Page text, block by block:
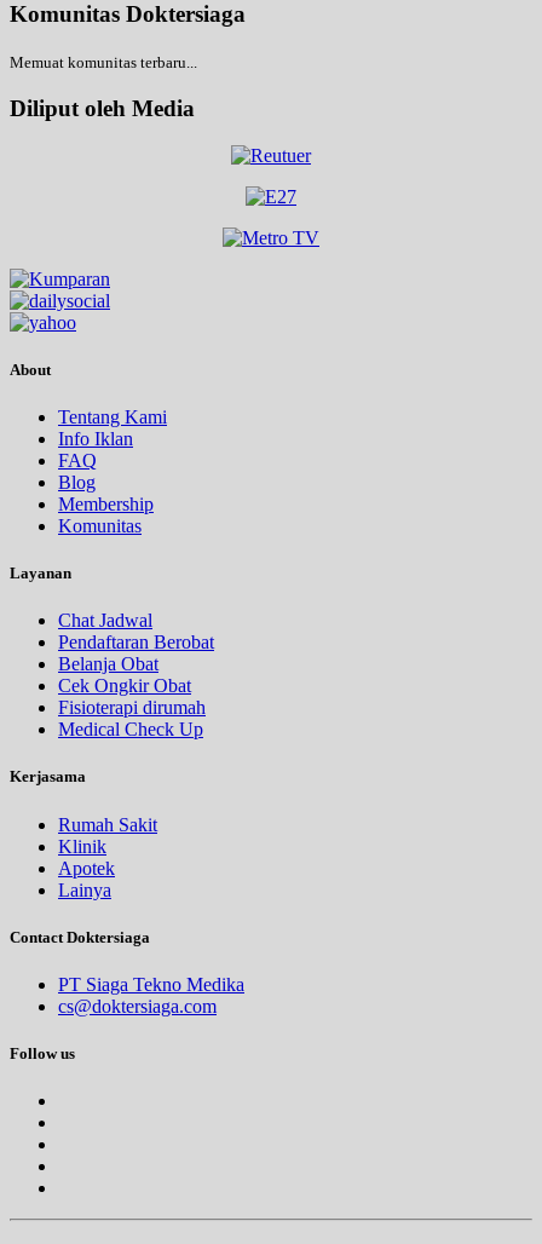
Komunitas Doktersiaga
Memuat komunitas terbaru...
Diliput oleh Media
About
Tentang Kami
Info Iklan
FAQ
Blog
Membership
Komunitas
Layanan
Chat Jadwal
Pendaftaran Berobat
Belanja Obat
Cek Ongkir Obat
Fisioterapi dirumah
Medical Check Up
Kerjasama
Rumah Sakit
Klinik
Apotek
Lainya
Contact Doktersiaga
PT Siaga Tekno Medika
cs@doktersiaga.com
Follow us